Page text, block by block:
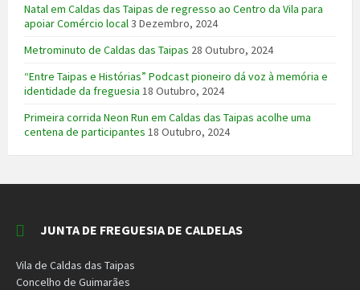
Natal em Caldas das Taipas de regresso ao Centro da Vila para
apoiar Comércio local3 Dezembro, 2024
Metrominuto de Caldas das Taipas 28 Outubro, 2024
“Entre Taipas e Histórias” Podcast pioneiro dá voz à memória e
identidade da freguesia 18 Outubro, 2024
Primeira corrida Neon Run em Caldas das Taipas acolhe uma
centena de participantes 18 Outubro, 2024
JUNTA DE FREGUESIA DE CALDELAS
Vila de Caldas das Taipas
Concelho de Guimarães